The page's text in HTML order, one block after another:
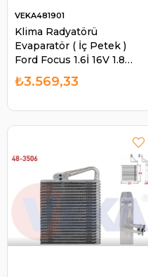
Klima Radyatörü
Evaparatör ( İç Petek )
Ford Focus 1.6İ 16V 1.8
TDCI 1.8İ 16V 2.0 16V
1998-2004 Transit
VEKA481901
₺3.569,33